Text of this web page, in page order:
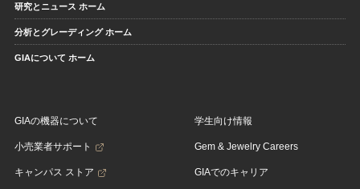
研究とニュース ホーム
分析とグレーディング ホーム
GIAについて ホーム
GIAの機器について
小売業者サポート
キャンパス ストア
学生向け情報
Gem & Jewelry Careers
GIAでのキャリア